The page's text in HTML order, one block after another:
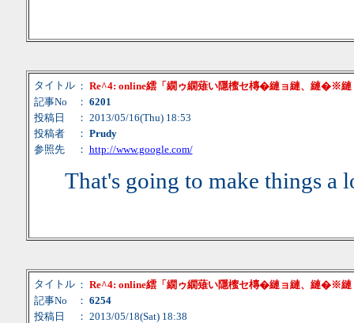
タイトル ： Re^4: online繧「繝ゥ繝薙い隱櫁セ槫�縺ョ縺、縺�※
記事No
： 6201
投稿日
： 2013/05/16(Thu) 18:53
投稿者
： Prudy
参照先
： http://www.google.com/
That's going to make things a
タイトル ： Re^4: online繧「繝ゥ繝薙い隱櫁セ槫�縺ョ縺、縺�※
記事No
： 6254
投稿日
： 2013/05/18(Sat) 18:38